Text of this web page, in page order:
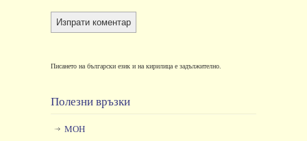
Писането на български език и на кирилица е задължително.
Полезни връзки
МОН